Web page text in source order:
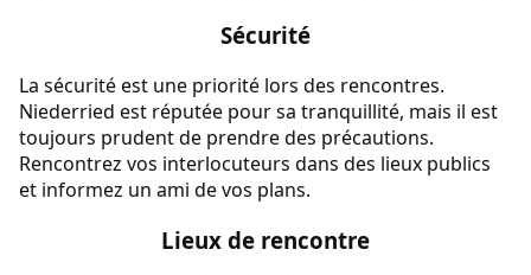
Sécurité
La sécurité est une priorité lors des rencontres.
Niederried est réputée pour sa tranquillité, mais il est
toujours prudent de prendre des précautions.
Rencontrez vos interlocuteurs dans des lieux publics
et informez un ami de vos plans.
Lieux de rencontre